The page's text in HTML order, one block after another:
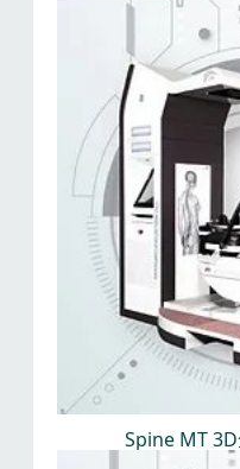
Spine MT